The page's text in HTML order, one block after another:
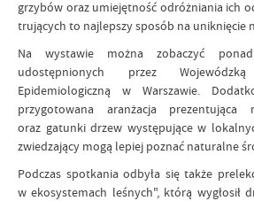
grzybów oraz umiejętność odróżniania ich
trujących to najlepszy sposób na uniknięcie
Na wystawie można zobaczyć
udostępnionych przez
Epidemiologiczną w Warszawie.
przygotowana aranżacja
oraz gatunki drzew występujące w
zwiedzający mogą lepiej poznać naturalne
Podczas spotkania odbyła się także
w ekosystemach leśnych", którą wygłosił